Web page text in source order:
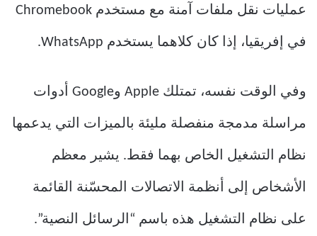
عمليات نقل ملفات آمنة مع مستخدم Chromebook
في إفريقيا، إذا كان كلاهما يستخدم WhatsApp.
وفي الوقت نفسه، تمتلك Apple وGoogle أدوات
مراسلة مدمجة منفصلة مليئة بالميزات التي يدعمها
نظام التشغيل الخاص بهما فقط. يشير معظم
الأشخاص إلى أنظمة الاتصالات المحسّنة القائمة
على نظام التشغيل هذه باسم “الرسائل النصية”.